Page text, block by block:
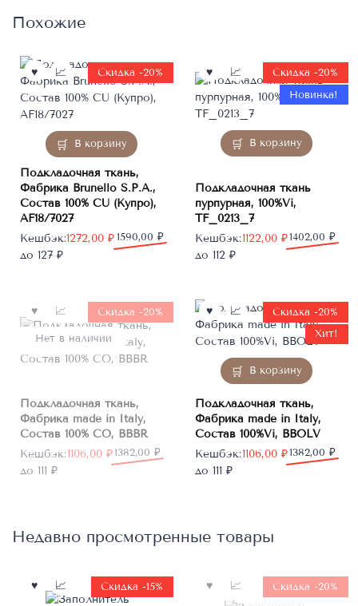
Похожие
В корзину
Скидка -20%
Подкладочная ткань,
Фабрика Brunello S.P.A.,
Состав 100% CU (Купро),
AF18/7027
1590,00 ₽
Первоначальная
цена
1272,00 ₽
Текущая
цена:
Кешбэк:
до 127 ₽
В корзину
Скидка -20%
Новинка!
Подкладочная ткань
пурпурная, 100%Vi,
TF_0213_7
1402,00₽
Первоначальная
цена
1122,00 ₽
Текущая
цена:
Кешбэк:
до 112 ₽
Нет в наличии
Скидка -20%
Подкладочная ткань,
Фабрика made in Italy,
Состав 100% CO, BBBR
1382,00₽
Первоначальная
цена
1106,00 ₽
Текущая
цена:
Кешбэк:
до 111 ₽
В корзину
Скидка -20%
Хит!
Подкладочная ткань,
Фабрика made in Italy,
Состав 100%Vi, BBOLV
1382,00₽
Первоначальная
цена
1106,00 ₽
Текущая
цена:
Кешбэк:
до 111 ₽
Недавно просмотренные товары
Скидка -15%
Нет в
наличииСкидка -20%